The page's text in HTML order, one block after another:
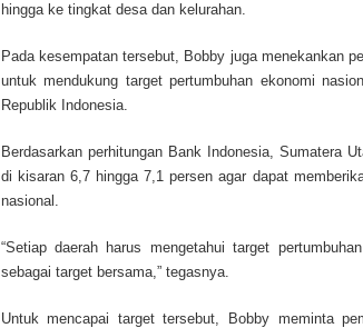
hingga ke tingkat desa dan kelurahan.
Pada kesempatan tersebut, Bobby juga menekankan
untuk mendukung target pertumbuhan ekonomi
Republik Indonesia.
Berdasarkan perhitungan Bank Indonesia, Sumatera
di kisaran 6,7 hingga 7,1 persen agar dapat
nasional.
“Setiap daerah harus mengetahui target
sebagai target bersama,” tegasnya.
Untuk mencapai target tersebut, Bobby meminta